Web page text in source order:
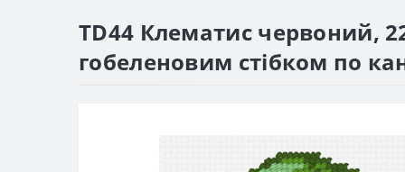
TD44 Клематис червоний,
гобеленовим стібком по